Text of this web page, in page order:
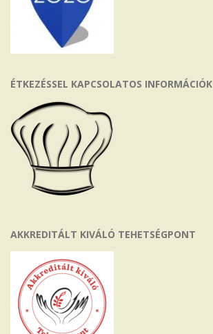
ÉTKEZÉSSEL KAPCSOLATOS INFORMÁCIÓK
AKKREDITÁLT KIVÁLÓ TEHETSÉGPONT